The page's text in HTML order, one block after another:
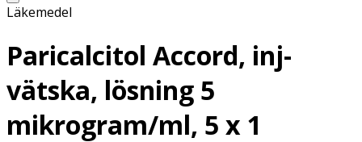
Läkemedel
Paricalcitol Accord, inj-
vätska, lösning 5
mikrogram/ml, 5 x 1